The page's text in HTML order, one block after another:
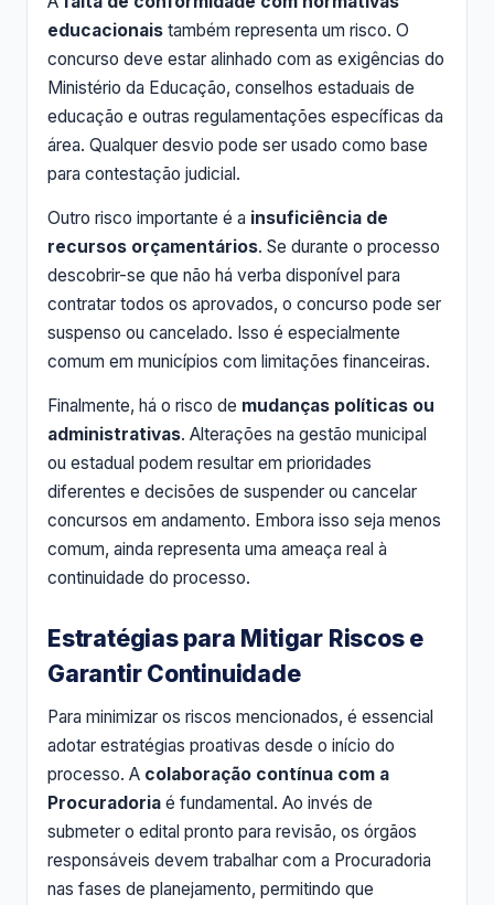
educacionais também representa um risco. O
concurso deve estar alinhado com as exigências do
Ministério da Educação, conselhos estaduais de
educação e outras regulamentações específicas da
área. Qualquer desvio pode ser usado como base
para contestação judicial.
Outro risco importante é a insuficiência de
recursos orçamentários. Se durante o processo
descobrir-se que não há verba disponível para
contratar todos os aprovados, o concurso pode ser
suspenso ou cancelado. Isso é especialmente
comum em municípios com limitações financeiras.
Finalmente, há o risco de mudanças políticas ou
administrativas. Alterações na gestão municipal
ou estadual podem resultar em prioridades
diferentes e decisões de suspender ou cancelar
concursos em andamento. Embora isso seja menos
comum, ainda representa uma ameaça real à
continuidade do processo.
Estratégias para Mitigar Riscos e
Garantir Continuidade
Para minimizar os riscos mencionados, é essencial
adotar estratégias proativas desde o início do
processo. A colaboração contínua com a
Procuradoria é fundamental. Ao invés de
submeter o edital pronto para revisão, os órgãos
responsáveis devem trabalhar com a Procuradoria
nas fases de planejamento, permitindo que